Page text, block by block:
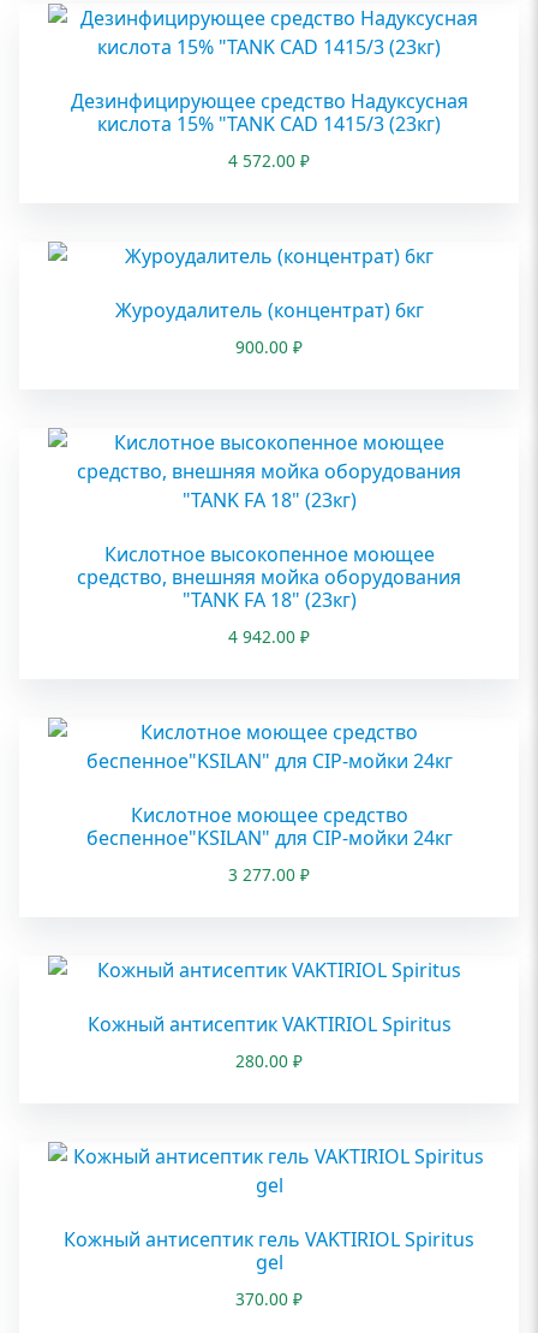
Дезинфицирующее средство Надуксусная
кислота 15% "TANK CAD 1415/3 (23кг)
4 572.00 ₽
Журоудалитель (концентрат) 6кг
900.00 ₽
Кислотное высокопенное моющее
средство, внешняя мойка оборудования
"TANK FA 18" (23кг)
4 942.00 ₽
Кислотное моющее средство
беспенное"KSILAN" для CIP-мойки 24кг
3 277.00 ₽
Кожный антисептик VAKTIRIOL Spiritus
280.00 ₽
Кожный антисептик гель VAKTIRIOL Spiritus
gel
370.00 ₽